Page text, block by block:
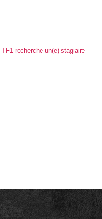
TF1 recherche un(e) stagiaire